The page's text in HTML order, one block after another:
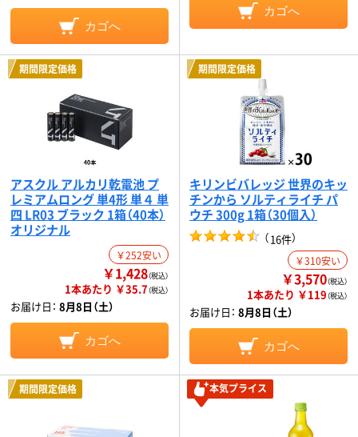
カゴへ
カゴへ
期間限定価格
アスクル アルカリ乾電池 プ
レミアムロング 単4形 単４ 単
四 LR03 ブラック 1箱（40本）
オリジナル
￥252安い
￥1,428（税込）
1本あたり ￥35.7（税込）
お届け日： 8月8日（土）
カゴへ
期間限定価格
キリンビバレッジ 世界のキッ
チンから ソルティライチ パ
ウチ 300g 1箱（30個入）
（16件）
￥310安い
￥3,570（税込）
1本あたり ￥119（税込）
お届け日： 8月8日（土）
カゴへ
期間限定価格 本気プライス